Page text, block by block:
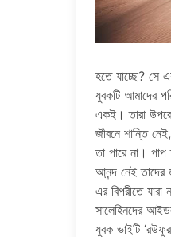
হতে যাচ্ছে? সে
যুবকটি আমাদের
একই। তারা
জীবনে শান্তি
তা পারে না।
আনন্দ নেই তাদের
এর বিপরীতে
সালেহিনদের
যুবক ভাইটি